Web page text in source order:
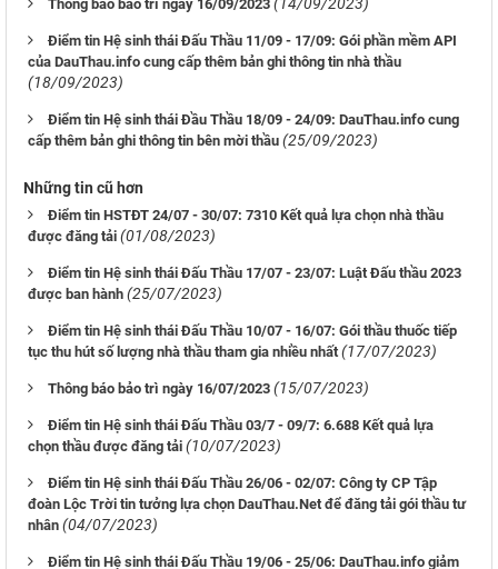
Thông báo bảo trì ngày 16/09/2023
Điểm tin Hệ sinh thái Đấu Thầu 11/09 - 17/09: Gói phần mềm API
của DauThau.info cung cấp thêm bản ghi thông tin nhà thầu
(18/09/2023)
Điểm tin Hệ sinh thái Đầu Thầu 18/09 - 24/09: DauThau.info cung
cấp thêm bản ghi thông tin bên mời thầu (25/09/2023)
Những tin cũ hơn
Điểm tin HSTĐT 24/07 - 30/07: 7310 Kết quả lựa chọn nhà thầu
được đăng tải (01/08/2023)
Điểm tin Hệ sinh thái Đấu Thầu 17/07 - 23/07: Luật Đấu thầu 2023
được ban hành (25/07/2023)
Điểm tin Hệ sinh thái Đấu Thầu 10/07 - 16/07: Gói thầu thuốc tiếp
tục thu hút số lượng nhà thầu tham gia nhiều nhất (17/07/2023)
Thông báo bảo trì ngày 16/07/2023 (15/07/2023)
Điểm tin Hệ sinh thái Đấu Thầu 03/7 - 09/7: 6.688 Kết quả lựa
chọn thầu được đăng tải (10/07/2023)
Điểm tin Hệ sinh thái Đấu Thầu 26/06 - 02/07: Công ty CP Tập
đoàn Lộc Trời tin tưởng lựa chọn DauThau.Net để đăng tải gói thầu tư
nhân (04/07/2023)
Điểm tin Hệ sinh thái Đấu Thầu 19/06 - 25/06: DauThau.info giảm